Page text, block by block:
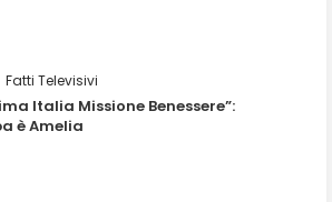
Fatti Televisivi
Italia Missione Benessere”:
è Amelia